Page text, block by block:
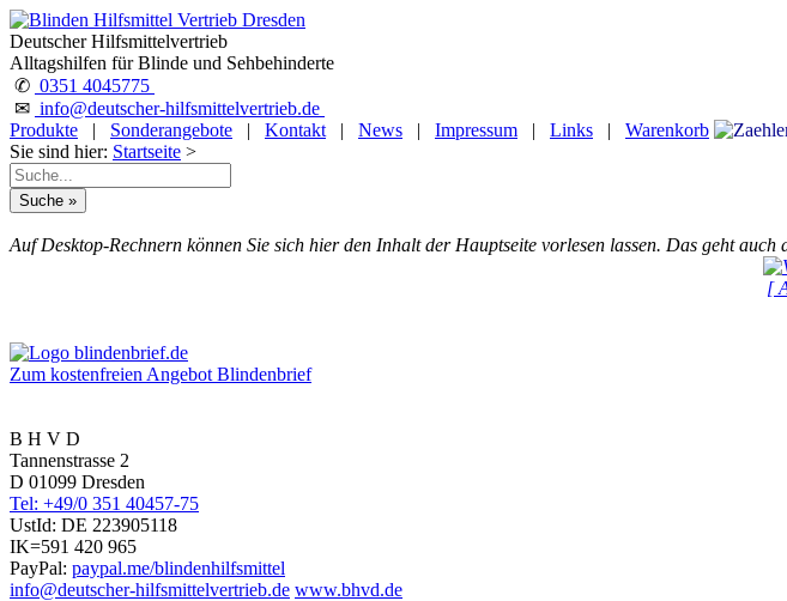
Deutscher Hilfsmittelvertrieb
Alltagshilfen für Blinde und Sehbehinderte
✆ 0351 4045775
✉ info@deutscher-hilfsmittelvertrieb.de
Produkte
| Sonderangebote | Kontakt | News | Impressum | Links |
Warenkorb
Sie sind hier: Startseite >
Auf Desktop-Rechnern können Sie sich hier den Inhalt der Hauptseite vorlesen lassen. Das geht auch
[
Zum kostenfreien Angebot Blindenbrief
B H V D
Tannenstrasse 2
D 01099 Dresden
Tel: +49/0 351 40457-75
UstId: DE 223905118
IK=591 420 965
PayPal: paypal.me/blindenhilfsmittel
info@deutscher-hilfsmittelvertrieb.de www.bhvd.de